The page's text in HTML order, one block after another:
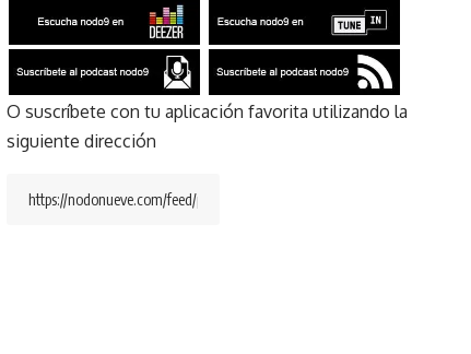
O suscríbete con tu aplicación favorita utilizando la
siguiente dirección